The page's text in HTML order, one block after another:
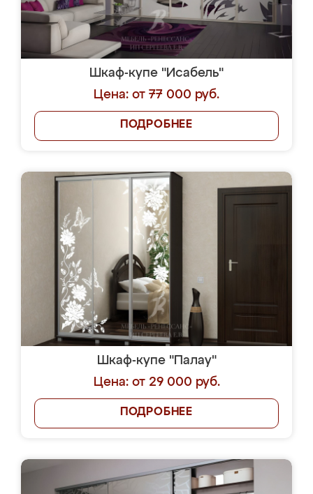
Шкаф-купе "Исабель"
Цена: от 77 000 руб.
ПОДРОБНЕЕ
Шкаф-купе "Палау"
Цена: от 29 000 руб.
ПОДРОБНЕЕ